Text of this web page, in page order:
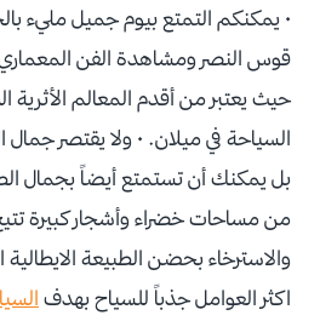
• يمكنكم التمتع بيوم جميل مليء
قوس النصر ومشاهدة الفن المعماري
حيث يعتبر من أقدم المعالم الأثرية
السياحة في ميلان. • ولا يقتصر
بل يمكنك أن تستمتع أيضاً بجمال
من مساحات خضراء وأشجار كبيرة
والاسترخاء بحضن الطبيعة الايطالية
اكثر العوامل جذباً للسياح بهدف